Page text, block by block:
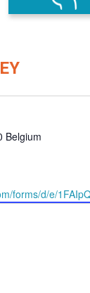
Belgium
forms/d/e/